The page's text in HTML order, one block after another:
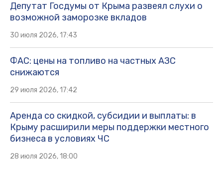
Депутат Госдумы от Крыма развеял слухи о
возможной заморозке вкладов
30 июля 2026, 17:43
ФАС: цены на топливо на частных АЗС
снижаются
29 июля 2026, 17:42
Аренда со скидкой, субсидии и выплаты: в
Крыму расширили меры поддержки местного
бизнеса в условиях ЧС
28 июля 2026, 18:00